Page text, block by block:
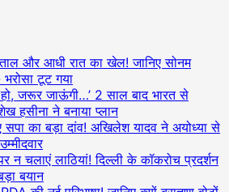
और आधी रात का खेल! जानिए सोनम
टूट गया
जरूर जाऊंगी…’ 2 साल बाद भारत से
हसीना ने बनाया प्लान
का बड़ा दांव! अखिलेश यादव ने अयोध्या से
न चलाएं लाठियां! दिल्ली के कॉकरोच प्रदर्शन
बयान